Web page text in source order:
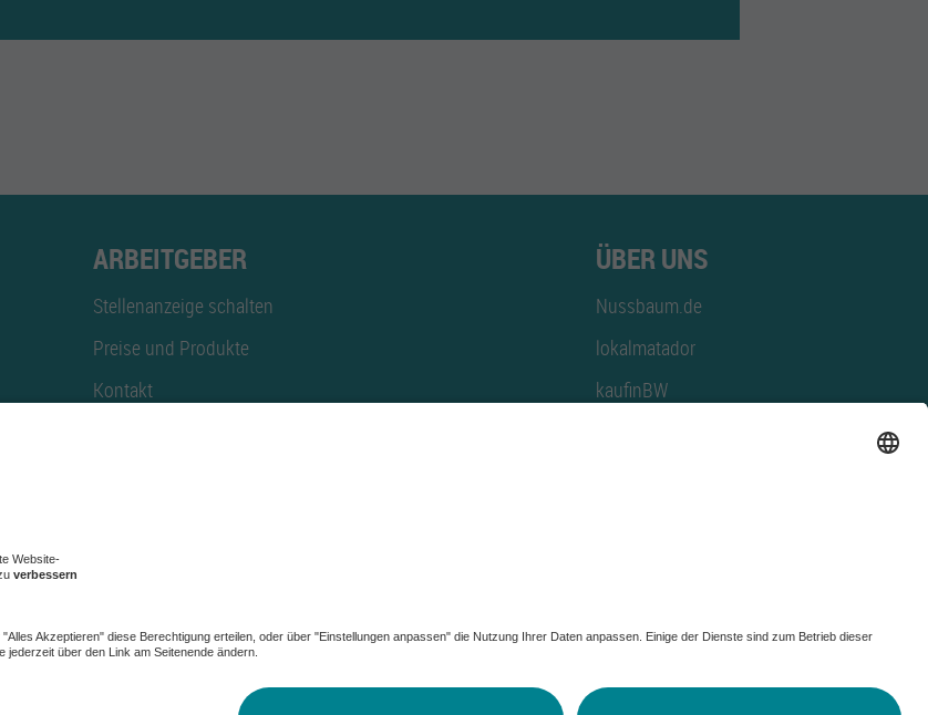
ARBEITGEBER
Stellenanzeige schalten
Preise und Produkte
Kontakt
ÜBER UNS
Nussbaum.de
lokalmatador
kaufinBW